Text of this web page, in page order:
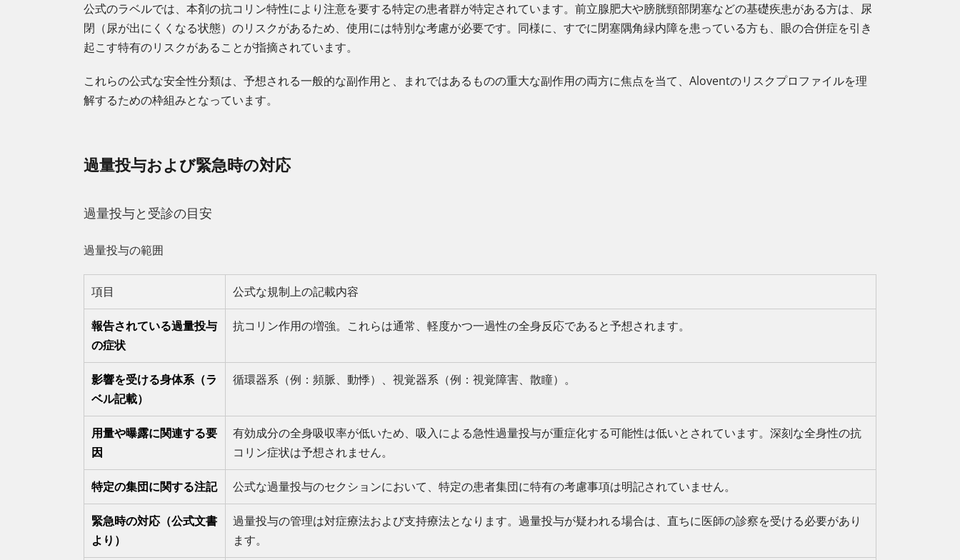
公式のラベルでは、本剤の抗コリン特性により注意を要する特定の患者群が特定されています。前立腺肥大や膀胱頸部閉塞などの基礎疾患がある方は、尿
閉（尿が出にくくなる状態）のリスクがあるため、使用には特別な考慮が必要です。同様に、すでに閉塞隅角緑内障を患っている方も、眼の合併症を引き
起こす特有のリスクがあることが指摘されています。
これらの公式な安全性分類は、予想される一般的な副作用と、まれではあるものの重大な副作用の両方に焦点を当て、Aloventのリスクプロファイルを理
解するための枠組みとなっています。
過量投与および緊急時の対応
過量投与と受診の目安
過量投与の範囲
項目 公式な規制上の記載内容
報告されている過量投与
の症状
抗コリン作用の増強。これらは通常、軽度かつ一過性の全身反応であると予想されます。
影響を受ける身体系（ラ
ベル記載）
循環器系（例：頻脈、動悸）、視覚器系（例：視覚障害、散瞳）。
用量や曝露に関連する要
因
有効成分の全身吸収率が低いため、吸入による急性過量投与が重症化する可能性は低いとされています。深刻な全身性の抗
コリン症状は予想されません。
特定の集団に関する注記 公式な過量投与のセクションにおいて、特定の患者集団に特有の考慮事項は明記されていません。
緊急時の対応（公式文書
より）
過量投与の管理は対症療法および支持療法となります。過量投与が疑われる場合は、直ちに医師の診察を受ける必要があり
ます。